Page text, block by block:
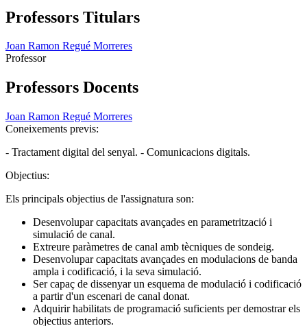
Professors Titulars
Joan Ramon Regué Morreres
Professor
Professors Docents
Joan Ramon Regué Morreres
Coneixements previs:
- Tractament digital del senyal. - Comunicacions digitals.
Objectius:
Els principals objectius de l'assignatura son:
Desenvolupar capacitats avançades en parametrització i
simulació de canal.
Extreure paràmetres de canal amb tècniques de sondeig.
Desenvolupar capacitats avançades en modulacions de banda
ampla i codificació, i la seva simulació.
Ser capaç de dissenyar un esquema de modulació i codificació
a partir d'un escenari de canal donat.
Adquirir habilitats de programació suficients per demostrar els
objectius anteriors.